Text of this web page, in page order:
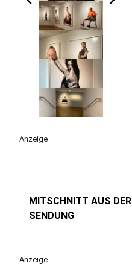
Anzeige
MITSCHNITT AUS DER
SENDUNG
Anzeige